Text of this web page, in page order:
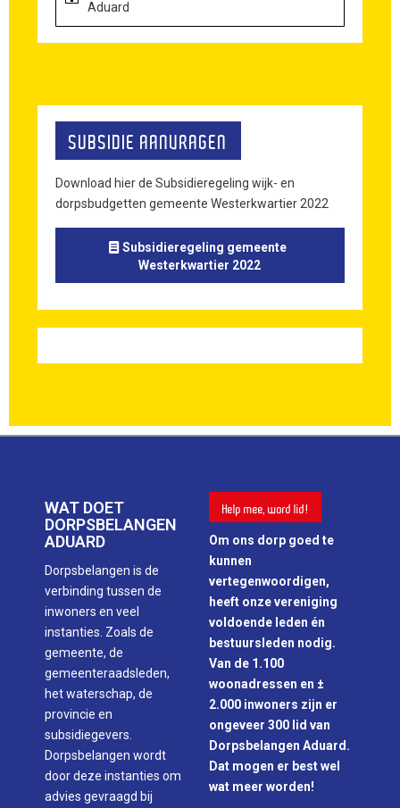
Aduard
SUBSIDIE AANVRAGEN
Download hier de Subsidieregeling wijk- en
dorpsbudgetten gemeente Westerkwartier 2022
Subsidieregeling gemeente
Westerkwartier 2022
WAT DOET
DORPSBELANGEN
ADUARD
Dorpsbelangen is de
verbinding tussen de
inwoners en veel
instanties. Zoals de
gemeente, de
gemeenteraadsleden,
het waterschap, de
provincie en
subsidiegevers.
Dorpsbelangen wordt
door deze instanties om
advies gevraagd bij
Help mee, word lid!
Om ons dorp goed te
kunnen
vertegenwoordigen,
heeft onze vereniging
voldoende leden én
bestuursleden nodig.
Van de 1.100
woonadressen en ±
2.000 inwoners zijn er
ongeveer 300 lid van
Dorpsbelangen Aduard.
Dat mogen er best wel
wat meer worden!